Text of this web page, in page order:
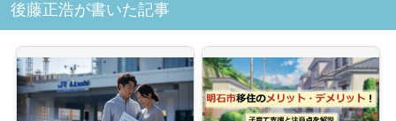
後藤正浩が書いた記事